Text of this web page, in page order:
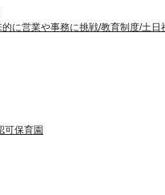
に営業や事務に挑戦/教育制度/土日
可保育園